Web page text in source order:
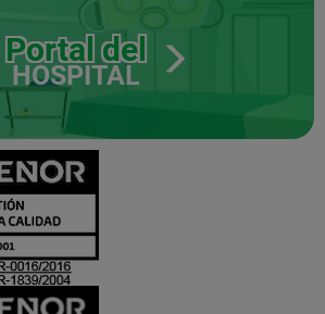
Portal del
HOSPITAL